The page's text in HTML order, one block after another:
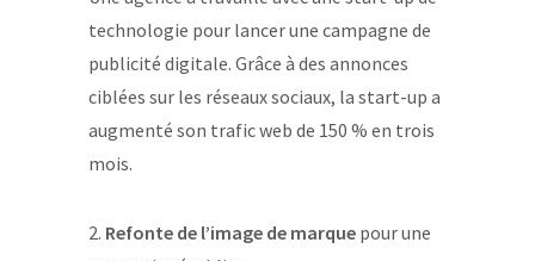
technologie pour lancer une campagne de
publicité digitale. Grâce à des annonces
ciblées sur les réseaux sociaux, la start-up a
augmenté son trafic web de 150 % en trois
mois.
2. Refonte de l’image de marque pour une